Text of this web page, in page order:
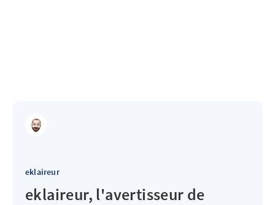
eklaireur
eklaireur, l'avertisseur de